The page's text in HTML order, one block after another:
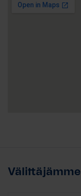
Välittäjämme